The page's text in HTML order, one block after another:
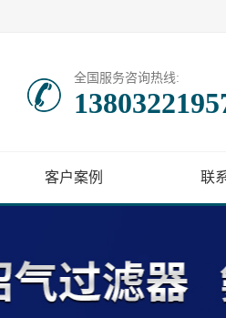
全国服务咨询热线:
客户案例 联